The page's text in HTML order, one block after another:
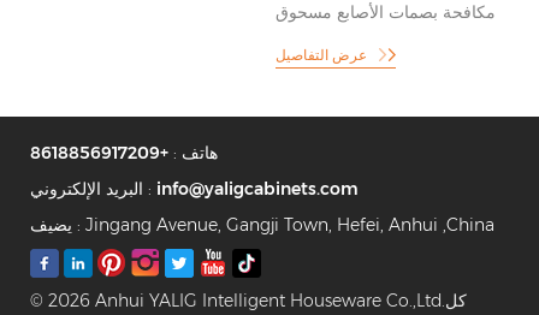
مكافحة بصمات الأصابع مسحوق
عرض التفاصيل
هاتف : +8618856917209
البريد الإلكتروني : info@yaligcabinets.com
يضيف : Jingang Avenue, Gangji Town, Hefei, Anhui ,China
© 2026 Anhui YALIG Intelligent Houseware Co.,Ltd.كل